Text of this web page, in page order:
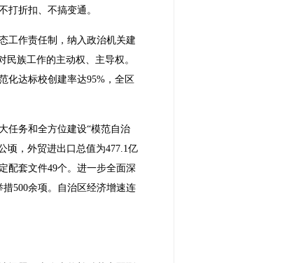
打折扣、不搞变通。
工作责任制，纳入政治机关建
族工作的主动权、主导权。
化达标校创建率达95%，全区
任务和全方位建设“模范自治
顷，外贸进出口总值为477.1亿
配套文件49个。进一步全面深
500余项。自治区经济增速连